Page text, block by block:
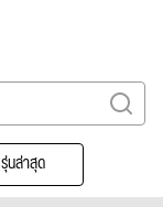
รุ่นล่าสุด